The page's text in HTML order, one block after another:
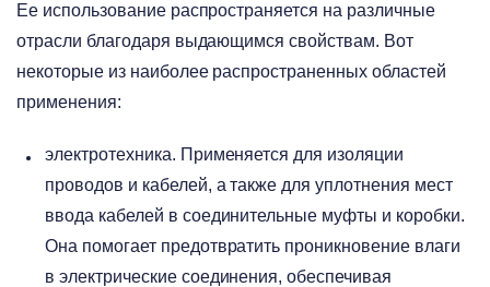
Ее использование распространяется на различные
отрасли благодаря выдающимся свойствам. Вот
некоторые из наиболее распространенных областей
применения:
электротехника. Применяется для изоляции
проводов и кабелей, а также для уплотнения мест
ввода кабелей в соединительные муфты и коробки.
Она помогает предотвратить проникновение влаги
в электрические соединения, обеспечивая